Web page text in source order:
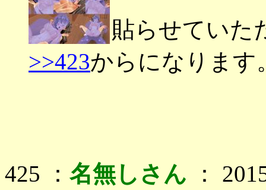
貼らせていた
>>423からになります
425 ： 名無しさん ：